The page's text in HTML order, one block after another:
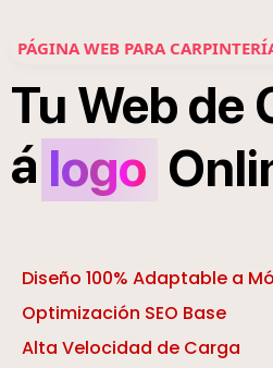
PÁGINA WEB PARA
Tu Web de
á logo
Diseño 100% Adaptable a
Optimización SEO Base
Alta Velocidad de Carga